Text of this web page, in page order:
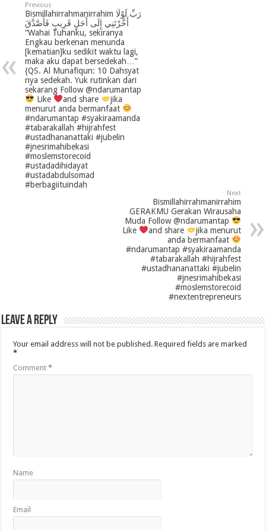
Previous
Bismillahirrahmanirrahim رَبِّ لَوْلَا
أَخَّرْتَنِي إِلَى أَجَلٍ قَرِيبٍ فَأَصَّدَّقَ
“Wahai Tuhanku, sekiranya
Engkau berkenan menunda
[kematian]ku sedikit waktu lagi,
maka aku dapat bersedekah…”
{QS. Al Munafiqun: 10 Dahsyat
nya sedekah. Yuk rutinkan dari
sekarang Follow @ndarumantap
Like
and share
jika
menurut anda bermanfaat
#ndarumantap #syakiraamanda
#tabarakallah #hijrahfest
#ustadhananattaki #jubelin
#jnesrimahibekasi
#moslemstorecoid
#ustadadihidayat
#ustadabdulsomad
#berbagiituindah
Next
Bismillahirrahmanirrahim
GERAKMU Gerakan Wirausaha
Muda Follow @ndarumantap
Like
and share
jika menurut
anda bermanfaat
#ndarumantap #syakiraamanda
#tabarakallah #hijrahfest
#ustadhananattaki #jubelin
#jnesrimahibekasi
#moslemstorecoid
#nextentrepreneurs
Leave a Reply
Your email address will not be published. Required fields are marked
*
Comment*
Name
Email